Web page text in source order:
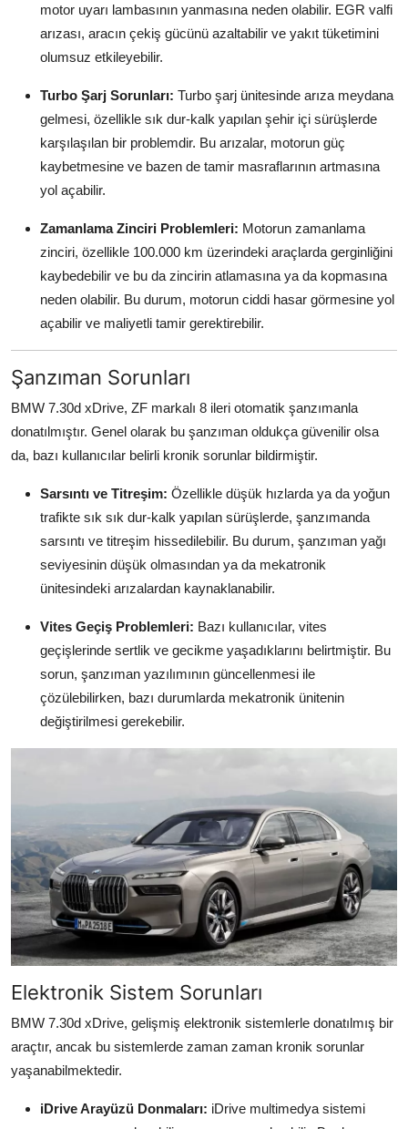
motor uyarı lambasının yanmasına neden olabilir. EGR valfi
arızası, aracın çekiş gücünü azaltabilir ve yakıt tüketimini
olumsuz etkileyebilir.
Turbo Şarj Sorunları: Turbo şarj ünitesinde arıza meydana
gelmesi, özellikle sık dur-kalk yapılan şehir içi sürüşlerde
karşılaşılan bir problemdir. Bu arızalar, motorun güç
kaybetmesine ve bazen de tamir masraflarının artmasına
yol açabilir.
Zamanlama Zinciri Problemleri: Motorun zamanlama
zinciri, özellikle 100.000 km üzerindeki araçlarda gerginliğini
kaybedebilir ve bu da zincirin atlamasına ya da kopmasına
neden olabilir. Bu durum, motorun ciddi hasar görmesine yol
açabilir ve maliyetli tamir gerektirebilir.
Şanzıman Sorunları
BMW 7.30d xDrive, ZF markalı 8 ileri otomatik şanzımanla
donatılmıştır. Genel olarak bu şanzıman oldukça güvenilir olsa
da, bazı kullanıcılar belirli kronik sorunlar bildirmiştir.
Sarsıntı ve Titreşim: Özellikle düşük hızlarda ya da yoğun
trafikte sık sık dur-kalk yapılan sürüşlerde, şanzımanda
sarsıntı ve titreşim hissedilebilir. Bu durum, şanzıman yağı
seviyesinin düşük olmasından ya da mekatronik
ünitesindeki arızalardan kaynaklanabilir.
Vites Geçiş Problemleri: Bazı kullanıcılar, vites
geçişlerinde sertlik ve gecikme yaşadıklarını belirtmiştir. Bu
sorun, şanzıman yazılımının güncellenmesi ile
çözülebilirken, bazı durumlarda mekatronik ünitenin
değiştirilmesi gerekebilir.
Elektronik Sistem Sorunları
BMW 7.30d xDrive, gelişmiş elektronik sistemlerle donatılmış bir
araçtır, ancak bu sistemlerde zaman zaman kronik sorunlar
yaşanabilmektedir.
iDrive Arayüzü Donmaları: iDrive multimedya sistemi